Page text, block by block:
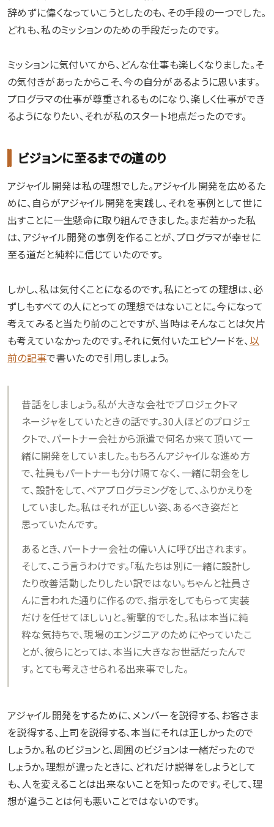
辞めずに偉くなっていこうとしたのも、その手段の一つでした。
どれも、私のミッションのための手段だったのです。
ミッションに気付いてから、どんな仕事も楽しくなりました。そ
の気付きがあったからこそ、今の自分があるように思います。
プログラマの仕事が尊重されるものになり、楽しく仕事ができ
るようになりたい、それが私のスタート地点だったのです。
ビジョンに至るまでの道のり
アジャイル開発は私の理想でした。アジャイル開発を広めるた
めに、自らがアジャイル開発を実践し、それを事例として世に
出すことに一生懸命に取り組んできました。まだ若かった私
は、アジャイル開発の事例を作ることが、プログラマが幸せに
至る道だと純粋に信じていたのです。
しかし、私は気付くことになるのです。私にとっての理想は、必
ずしもすべての人にとっての理想ではないことに。今になって
考えてみると当たり前のことですが、当時はそんなことは欠片
も考えていなかったのです。それに気付いたエピソードを、 以
前の記事で書いたので引用しましょう。
昔話をしましょう。私が大きな会社でプロジェクトマ
ネージャをしていたときの話です。30人ほどのプロジェ
クトで、パートナー会社から派遣で何名か来て頂いて一
緒に開発をしていました。もちろんアジャイルな進め方
で、社員もパートナーも分け隔てなく、一緒に朝会をし
て、設計をして、ペアプログラミングをして、ふりかえりを
していました。私はそれが正しい姿、あるべき姿だと
思っていたんです。
あるとき、パートナー会社の偉い人に呼び出されます。
そして、こう言うわけです。「私たちは別に一緒に設計し
たり改善活動したりしたい訳ではない。ちゃんと社員さ
んに言われた通りに作るので、指示をしてもらって実装
だけを任せてほしい」と。衝撃的でした。私は本当に純
粋な気持ちで、現場のエンジニアのためにやっていたこ
とが、彼らにとっては、本当に大きなお世話だったんで
す。とても考えさせられる出来事でした。
アジャイル開発をするために、メンバーを説得する、お客さま
を説得する、上司を説得する、本当にそれは正しかったので
しょうか。私のビジョンと、周囲のビジョンは一緒だったので
しょうか。理想が違ったときに、どれだけ説得をしようとして
も、人を変えることは出来ないことを知ったのです。そして、理
想が違うことは何も悪いことではないのです。